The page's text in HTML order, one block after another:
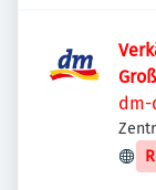
dm-